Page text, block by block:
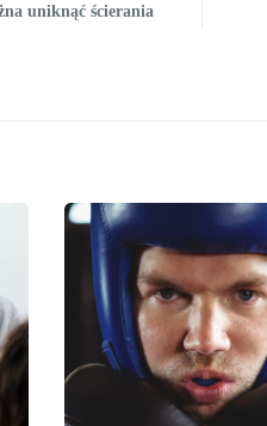
uniknąć ścierania